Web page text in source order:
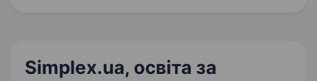
Simplex.ua, освіта за